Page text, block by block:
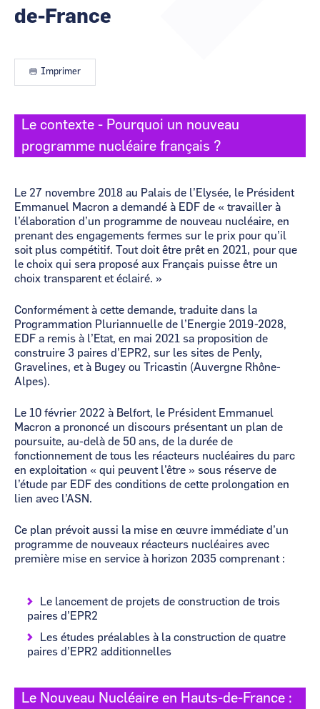
CCI Business
Occitanie
Pays de la Loire
CCI Business
Occitanie
Pays de la Loire
de-France
Imprimer
Le contexte - Pourquoi un nouveau
programme nucléaire français ?
Le 27 novembre 2018 au Palais de l’Elysée, le Président
Emmanuel Macron a demandé à EDF de « travailler à
l’élaboration d’un programme de nouveau nucléaire, en
prenant des engagements fermes sur le prix pour qu’il
soit plus compétitif. Tout doit être prêt en 2021, pour que
le choix qui sera proposé aux Français puisse être un
choix transparent et éclairé. »
Conformément à cette demande, traduite dans la
Programmation Pluriannuelle de l’Energie 2019-2028,
EDF a remis à l’Etat, en mai 2021 sa proposition de
construire 3 paires d’EPR2, sur les sites de Penly,
Gravelines, et à Bugey ou Tricastin (Auvergne Rhône-
Alpes).
Le 10 février 2022 à Belfort, le Président Emmanuel
Macron a prononcé un discours présentant un plan de
poursuite, au-delà de 50 ans, de la durée de
fonctionnement de tous les réacteurs nucléaires du parc
en exploitation « qui peuvent l’être » sous réserve de
l’étude par EDF des conditions de cette prolongation en
lien avec l’ASN.
Ce plan prévoit aussi la mise en œuvre immédiate d’un
programme de nouveaux réacteurs nucléaires avec
première mise en service à horizon 2035 comprenant :
Le lancement de projets de construction de trois
paires d’EPR2
Les études préalables à la construction de quatre
paires d’EPR2 additionnelles
Le Nouveau Nucléaire en Hauts-de-France :